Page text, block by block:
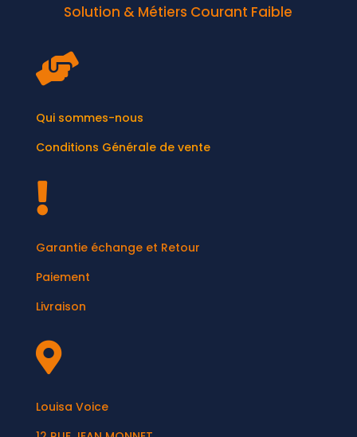
Solution & Métiers Courant Faible

Qui sommes-nous
Conditions Générale de vente

Garantie échange et Retour
Paiement
Livraison

Louisa Voice